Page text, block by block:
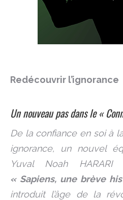
Redécouvrir l’ignorance
Un nouveau pas dans le «
De la confiance en soi à
ignorance, un nouvel
Yuval Noah
« Sapiens, une brève
introduit l’âge de la